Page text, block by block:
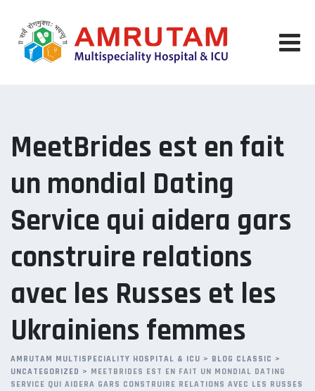
content
MeetBrides est en fait
un mondial Dating
Service qui aidera gars
construire relations
avec les Russes et les
Ukrainiens femmes
AMRUTAM MULTISPECIALITY HOSPITAL & ICU > BLOG CLASSIC >
UNCATEGORIZED > MEETBRIDES EST EN FAIT UN MONDIAL DATING
SERVICE QUI AIDERA GARS CONSTRUIRE RELATIONS AVEC LES RUSSES